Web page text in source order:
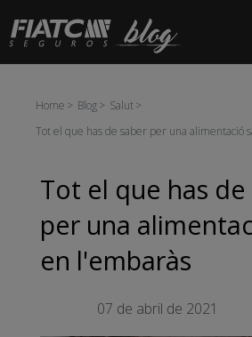
Salta al contingut principal
Home Blog
Salut
Tot el que has de saber per una alimentació
Tot el que has
per una
en l'embaràs
07 de abril de 2021